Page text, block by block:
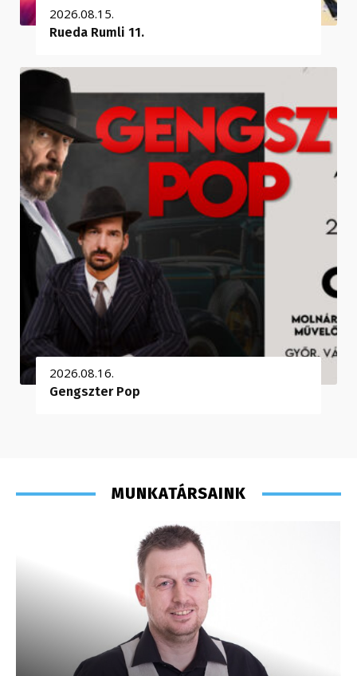
2026.08.15.
Rueda Rumli 11.
2026.08.16.
Gengszter Pop
MUNKATÁRSAINK